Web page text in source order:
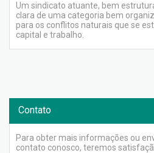
Um sindicato atuante, bem
clara de uma categoria bem
para os conflitos naturais que se
capital e trabalho.
Contato
Para obter mais informações ou
contato conosco, teremos